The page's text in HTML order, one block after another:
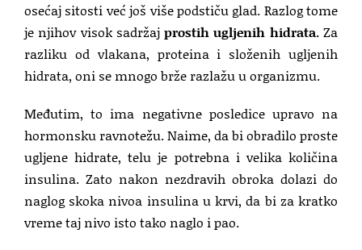
osećaj sitosti već još više podstiču glad. Razlog tome
je njihov visok sadržajprostih ugljenih hidrata.Za
razliku od vlakana, proteina i složenih ugljenih
hidrata, oni se mnogo brže razlažu u organizmu.
Međutim, to ima negativne posledice upravo na
hormonsku ravnotežu. Naime, da bi obradilo proste
ugljene hidrate, telu je potrebna i velika količina
insulina. Zato nakon nezdravih obroka dolazi do
naglog skoka nivoa insulina u krvi, da bi za kratko
vreme taj nivo isto tako naglo i pao.